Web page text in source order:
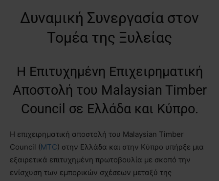
Δυναμική Συνεργασία στον
Τομέα της Ξυλείας
Η Επιτυχημένη Επιχειρηματική
Αποστολή του Malaysian Timber
Council σε Ελλάδα και Κύπρο.
Η επιχειρηματική αποστολή του Malaysian Timber
Council (MTC) στην Ελλάδα και στην Κύπρο υπήρξε μια
εξαιρετικά επιτυχημένη πρωτοβουλία με σκοπό την
ενίσχυση των εμπορικών σχέσεων μεταξύ της